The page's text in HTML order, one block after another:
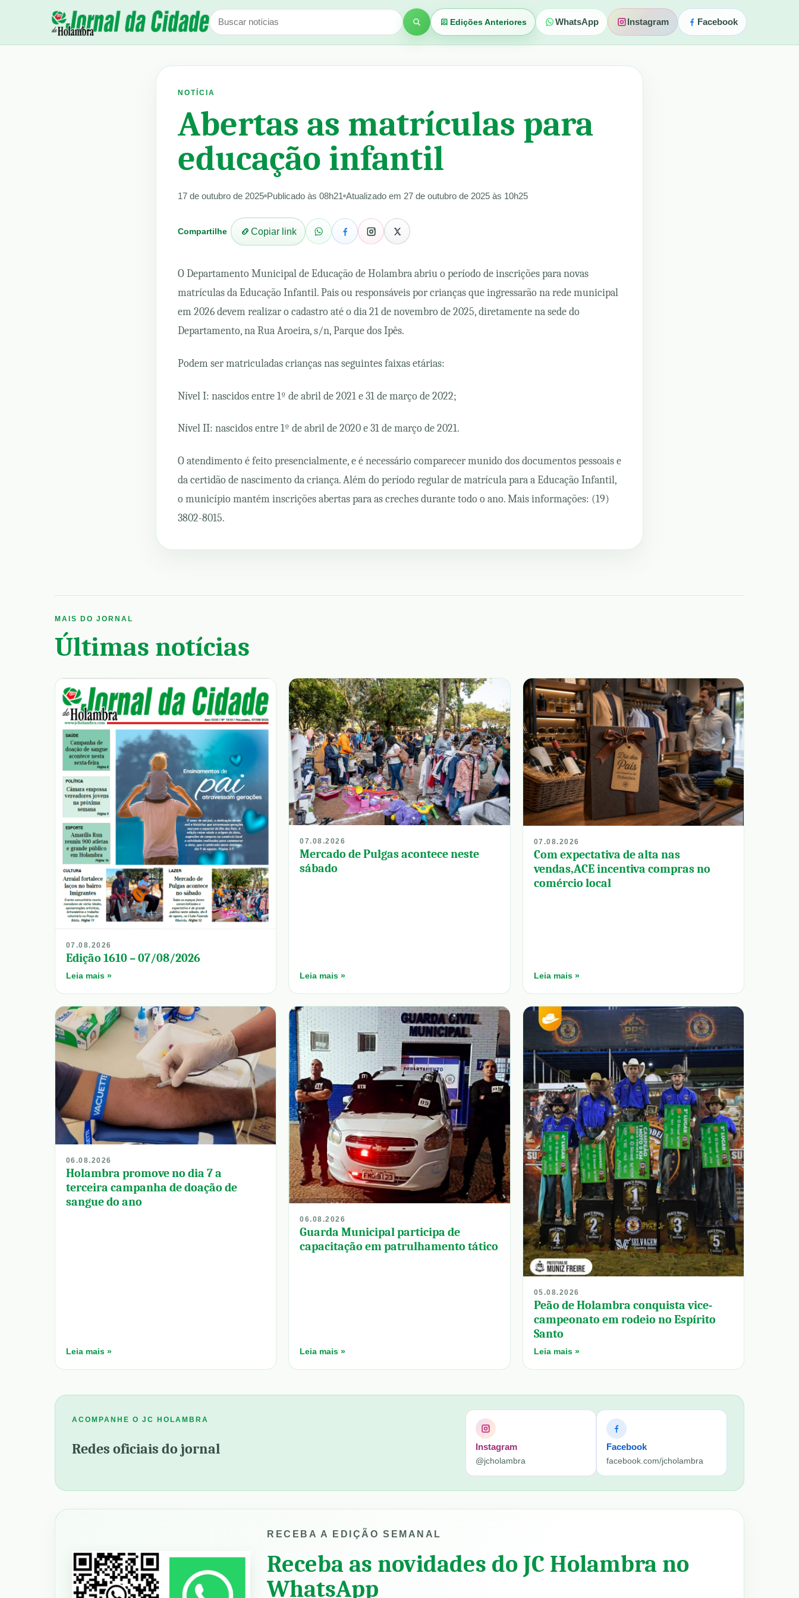
Buscar Edições Anteriores WhatsApp Instagram Facebook
NOTÍCIA
Abertas as matrículas para
educação infantil
17 de outubro de 2025 Publicado às 08h21 Atualizado em 27 de outubro de 2025 às 10h25
Compartilhe Copiar link
O Departamento Municipal de Educação de Holambra abriu o período de inscrições para novas
matrículas da Educação Infantil. Pais ou responsáveis por crianças que ingressarão na rede municipal
em 2026 devem realizar o cadastro até o dia 21 de novembro de 2025, diretamente na sede do
Departamento, na Rua Aroeira, s/n, Parque dos Ipês.
Podem ser matriculadas crianças nas seguintes faixas etárias:
Nível I: nascidos entre 1º de abril de 2021 e 31 de março de 2022;
Nível II: nascidos entre 1º de abril de 2020 e 31 de março de 2021.
O atendimento é feito presencialmente, e é necessário comparecer munido dos documentos pessoais e
da certidão de nascimento da criança. Além do período regular de matrícula para a Educação Infantil,
o município mantém inscrições abertas para as creches durante todo o ano. Mais informações: (19)
3802-8015.
MAIS DO JORNAL
Últimas notícias
07.08.2026
Edição 1610 – 07/08/2026
Leia mais »
07.08.2026
Mercado de Pulgas acontece neste
sábado
Leia mais »
07.08.2026
Com expectativa de alta nas
vendas,ACE incentiva compras no
comércio local
Leia mais »
06.08.2026
Holambra promove no dia 7 a
terceira campanha de doação de
sangue do ano
Leia mais »
06.08.2026
Guarda Municipal participa de
capacitação em patrulhamento tático
Leia mais »
05.08.2026
Peão de Holambra conquista vice-
campeonato em rodeio no Espírito
Santo
Leia mais »
ACOMPANHE O JC HOLAMBRA
Redes oficiais do jornal Instagram
@jcholambra
Facebook
facebook.com/jcholambra
RECEBA A EDIÇÃO SEMANAL
Receba as novidades do JC Holambra no
WhatsApp